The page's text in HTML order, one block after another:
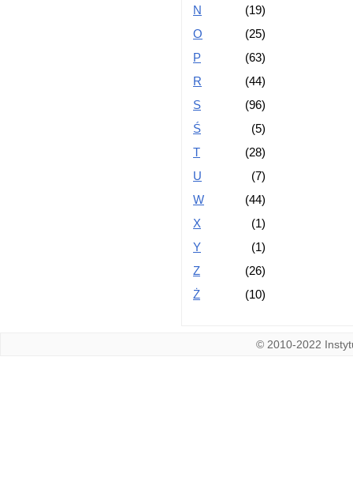
N
(19)
O
(25)
P
(63)
R
(44)
S
(96)
Ś
(5)
T
(28)
U
(7)
W
(44)
X
(1)
Y
(1)
Z
(26)
Ż
(10)
© 2010-2022